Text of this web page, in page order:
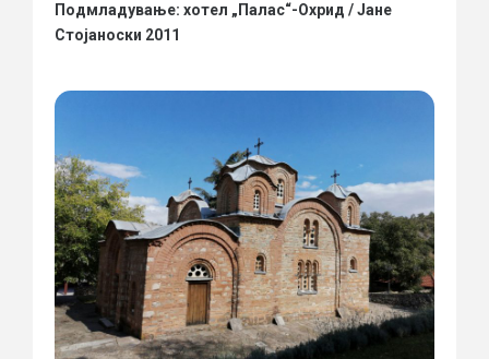
Подмладување: хотел „Палас“-Охрид / Јане
Стојаноски 2011